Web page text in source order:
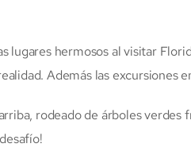
lugares hermosos al visitar
Además las excursiones
rodeado de árboles verdes